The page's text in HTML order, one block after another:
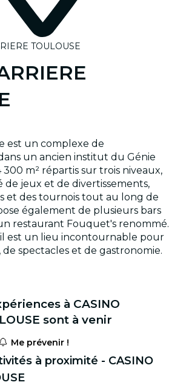
TOULOUSE
est un complexe de
un ancien institut du Génie
300 m² répartis sur trois niveaux,
de jeux et de divertissements,
et des tournois tout au long de
également de plusieurs bars
restaurant Fouquet's renommé.
est un lieu incontournable pour
de spectacles et de gastronomie.
à CASINO
sont à venir
Me prévenir !
à proximité - CASINO